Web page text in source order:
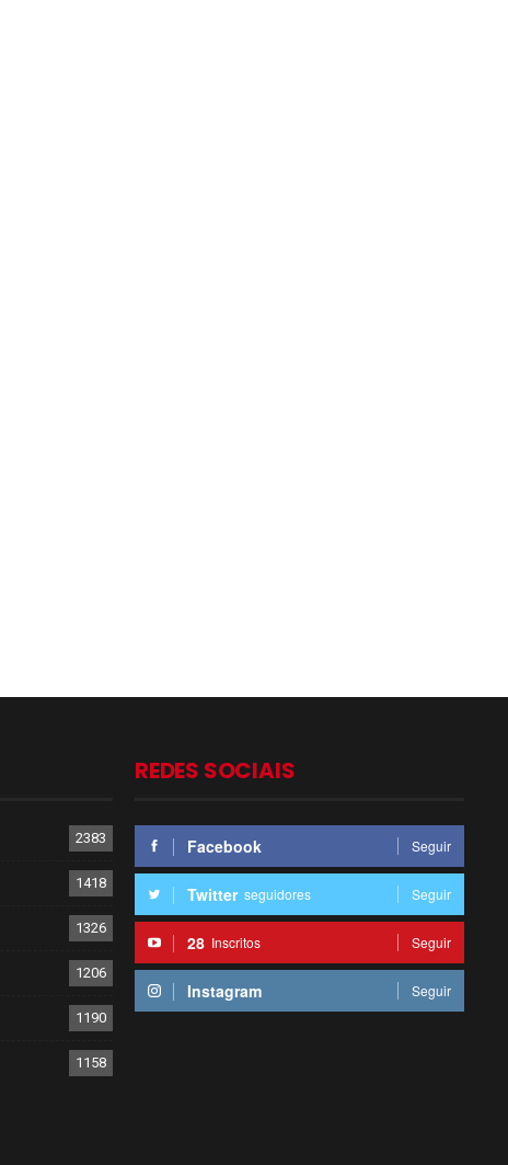
2383
1418
1326
1206
1190
1158
REDES SOCIAIS
Facebook Seguir
Twitter seguidores Seguir
28 Inscritos Seguir
Instagram Seguir